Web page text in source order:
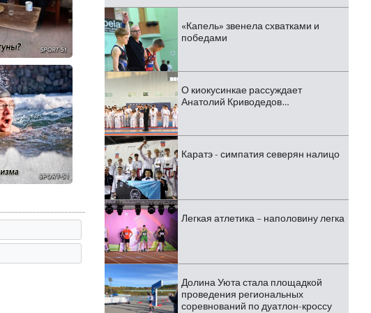
«Капель» звенела схватками и
победами
О киокусинкае рассуждает
Анатолий Криводедов…
Каратэ - симпатия северян налицо
Легкая атлетика – наполовину легка
Долина Уюта стала площадкой
проведения региональных
соревнований по дуатлон-кроссу